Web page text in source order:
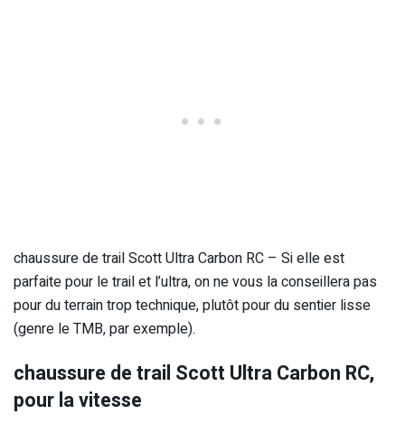
chaussure de trail Scott Ultra Carbon RC – Si elle est
parfaite pour le trail et l’ultra, on ne vous la conseillera pas
pour du terrain trop technique, plutôt pour du sentier lisse
(genre le TMB, par exemple).
chaussure de trail Scott Ultra Carbon RC,
pour la vitesse